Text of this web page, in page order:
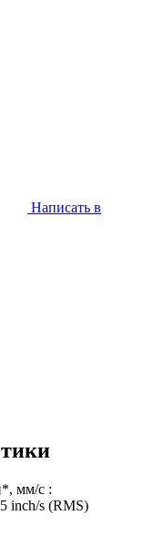
Написать в
мм/с :
inch/s (RMS)